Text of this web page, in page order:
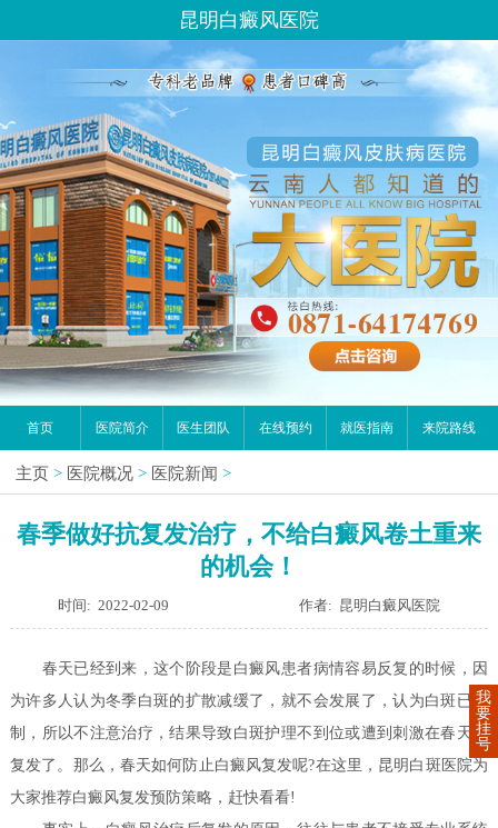
昆明白癜风医院
首页 医院简介 医生团队 在线预约 就医指南 来院路线
主页 > 医院概况 > 医院新闻 >
春季做好抗复发治疗，不给白癜风卷土重来
的机会！
时间: 2022-02-09 作者: 昆明白癜风医院
春天已经到来，这个阶段是白癜风患者病情容易反复的时候，因
为许多人认为冬季白斑的扩散减缓了，就不会发展了，认为白斑已控
制，所以不注意治疗，结果导致白斑护理不到位或遭到刺激在春天又
复发了。那么，春天如何防止白癜风复发呢?在这里，昆明白斑医院为
大家推荐白癜风复发预防策略，赶快看看!
我
要
挂
号